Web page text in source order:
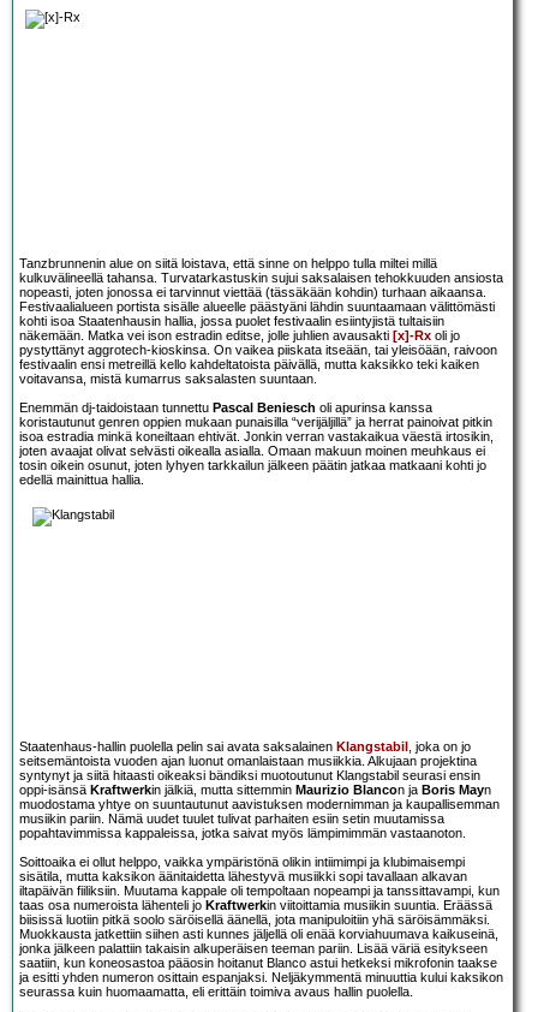
Tanzbrunnenin alue on siitä loistava, että sinne on helppo tulla miltei millä
kulkuvälineellä tahansa. Turvatarkastuskin sujui saksalaisen tehokkuuden ansiosta
nopeasti, joten jonossa ei tarvinnut viettää (tässäkään kohdin) turhaan aikaansa.
Festivaalialueen portista sisälle alueelle päästyäni lähdin suuntaamaan välittömästi
kohti isoa Staatenhausin hallia, jossa puolet festivaalin esiintyjistä tultaisiin
näkemään. Matka vei ison estradin editse, jolle juhlien avausakti [x]-Rx oli jo
pystyttänyt aggrotech-kioskinsa. On vaikea piiskata itseään, tai yleisöään, raivoon
festivaalin ensi metreillä kello kahdeltatoista päivällä, mutta kaksikko teki kaiken
voitavansa, mistä kumarrus saksalasten suuntaan.
Enemmän dj-taidoistaan tunnettu Pascal Beniesch oli apurinsa kanssa
koristautunut genren oppien mukaan punaisilla “verijäljillä” ja herrat painoivat pitkin
isoa estradia minkä koneiltaan ehtivät. Jonkin verran vastakaikua väestä irtosikin,
joten avaajat olivat selvästi oikealla asialla. Omaan makuun moinen meuhkaus ei
tosin oikein osunut, joten lyhyen tarkkailun jälkeen päätin jatkaa matkaani kohti jo
edellä mainittua hallia.
Staatenhaus-hallin puolella pelin sai avata saksalainen Klangstabil , joka on jo
seitsemäntoista vuoden ajan luonut omanlaistaan musiikkia. Alkujaan projektina
syntynyt ja siitä hitaasti oikeaksi bändiksi muotoutunut Klangstabil seurasi ensin
oppi-isänsä Kraftwerkin jälkiä, mutta sittemmin Maurizio Blancon ja Boris Mayn
muodostama yhtye on suuntautunut aavistuksen modernimman ja kaupallisemman
musiikin pariin. Nämä uudet tuulet tulivat parhaiten esiin setin muutamissa
popahtavimmissa kappaleissa, jotka saivat myös lämpimimmän vastaanoton.
Soittoaika ei ollut helppo, vaikka ympäristönä olikin intiimimpi ja klubimaisempi
sisätila, mutta kaksikon äänitaidetta lähestyvä musiikki sopi tavallaan alkavan
iltapäivän fiiliksiin. Muutama kappale oli tempoltaan nopeampi ja tanssittavampi, kun
taas osa numeroista lähenteli jo Kraftwerkin viitoittamia musiikin suuntia. Eräässä
biisissä luotiin pitkä soolo säröisellä äänellä, jota manipuloitiin yhä säröisämmäksi.
Muokkausta jatkettiin siihen asti kunnes jäljellä oli enää korviahuumava kaikuseinä,
jonka jälkeen palattiin takaisin alkuperäisen teeman pariin. Lisää väriä esitykseen
saatiin, kun koneosastoa pääosin hoitanut Blanco astui hetkeksi mikrofonin taakse
ja esitti yhden numeron osittain espanjaksi. Neljäkymmentä minuuttia kului kaksikon
seurassa kuin huomaamatta, eli erittäin toimiva avaus hallin puolella.